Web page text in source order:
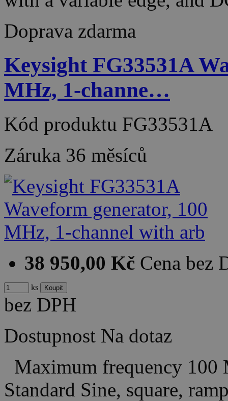
Doprava zdarma
Keysight FG33531A
MHz, 1-channe…
Kód produktu FG33531A
Záruka 36 měsíců
38 950,00 Kč Cena bez
ks
bez DPH
Dostupnost Na dotaz
Maximum frequency
Standard Sine, square,